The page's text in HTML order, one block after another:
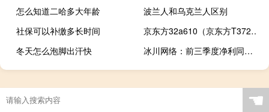
怎么知道二哈多大年龄
波兰人和乌克兰人区别
社保可以补缴多长时间
京东方32a610（京东方T3720C简介）
冬天怎么泡脚出汗快
冰川网络：前三季度净利同比预增110.6%-123.51%
☚